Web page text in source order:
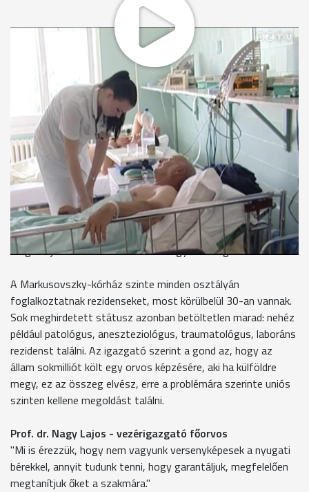
A kórházakban orvoshiány van, és a rezidensi helyek egy
része is betöltetlen. Szombathelyen 30 rezidenst
foglalkoztatnak.
Orsolya elsőéves rezidens a kardiológián. 120 ezer forint körül
keres havonta, azt mondja, ebből csak azért tud megélni,
mert a szüleivel lakik, és nem kell albérletet fenntartania. Ő az
optimisták közé tartozik, és nem gondolkodik külföldi
munkavállaláson.
Dr. Németh Orsolya - rezidens, Markusovszky-kórház
"Sokan kimentek külföldre, én nem szeretnék, hiszen itt a
családom, itt vannak a szeretteim. Bízom abban, hogy idővel
megtaláljuk a számításunkat itt Magyarországon."
A Markusovszky-kórház szinte minden osztályán
foglalkoztatnak rezidenseket, most körülbelül 30-an vannak.
Sok meghirdetett státusz azonban betöltetlen marad: nehéz
például patológus, aneszteziológus, traumatológus, laboráns
rezidenst találni. Az igazgató szerint a gond az, hogy az
állam sokmilliót költ egy orvos képzésére, aki ha külföldre
megy, ez az összeg elvész, erre a problémára szerinte uniós
szinten kellene megoldást találni.
Prof. dr. Nagy Lajos - vezérigazgató főorvos
"Mi is érezzük, hogy nem vagyunk versenyképesek a nyugati
bérekkel, annyit tudunk tenni, hogy garantáljuk, megfelelően
megtanítjuk őket a szakmára."